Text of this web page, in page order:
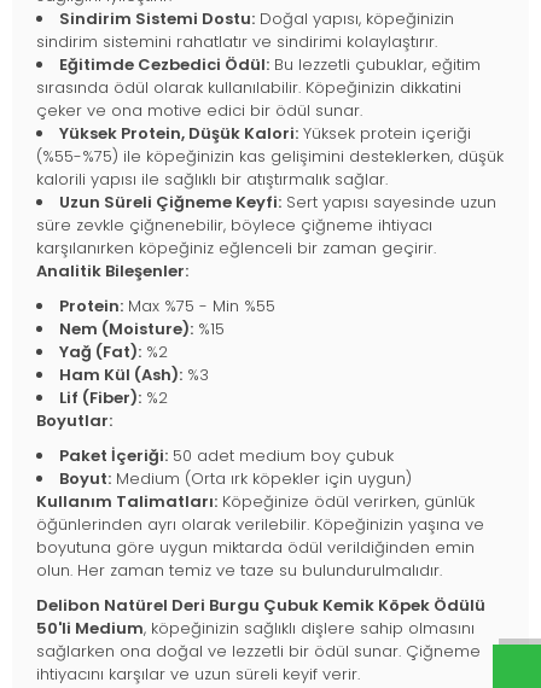
Sindirim Sistemi Dostu: Doğal yapısı, köpeğinizin
sindirim sistemini rahatlatır ve sindirimi kolaylaştırır.
Eğitimde Cezbedici Ödül: Bu lezzetli çubuklar, eğitim
sırasında ödül olarak kullanılabilir. Köpeğinizin dikkatini
çeker ve ona motive edici bir ödül sunar.
Yüksek Protein, Düşük Kalori: Yüksek protein içeriği
(%55-%75) ile köpeğinizin kas gelişimini desteklerken, düşük
kalorili yapısı ile sağlıklı bir atıştırmalık sağlar.
Uzun Süreli Çiğneme Keyfi: Sert yapısı sayesinde uzun
süre zevkle çiğnenebilir, böylece çiğneme ihtiyacı
karşılanırken köpeğiniz eğlenceli bir zaman geçirir.
Analitik Bileşenler:
Protein: Max %75 - Min %55
Nem (Moisture): %15
Yağ (Fat): %2
Ham Kül (Ash): %3
Lif (Fiber): %2
Boyutlar:
Paket İçeriği: 50 adet medium boy çubuk
Boyut: Medium (Orta ırk köpekler için uygun)
Kullanım Talimatları: Köpeğinize ödül verirken, günlük
öğünlerinden ayrı olarak verilebilir. Köpeğinizin yaşına ve
boyutuna göre uygun miktarda ödül verildiğinden emin
olun. Her zaman temiz ve taze su bulundurulmalıdır.
Delibon Natürel Deri Burgu Çubuk Kemik Köpek Ödülü
50'li Medium, köpeğinizin sağlıklı dişlere sahip olmasını
sağlarken ona doğal ve lezzetli bir ödül sunar. Çiğneme
ihtiyacını karşılar ve uzun süreli keyif verir.